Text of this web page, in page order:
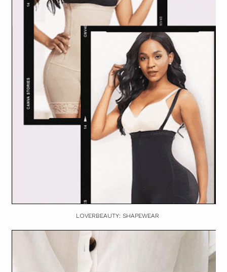
LOVERBEAUTY: SHAPEWEAR